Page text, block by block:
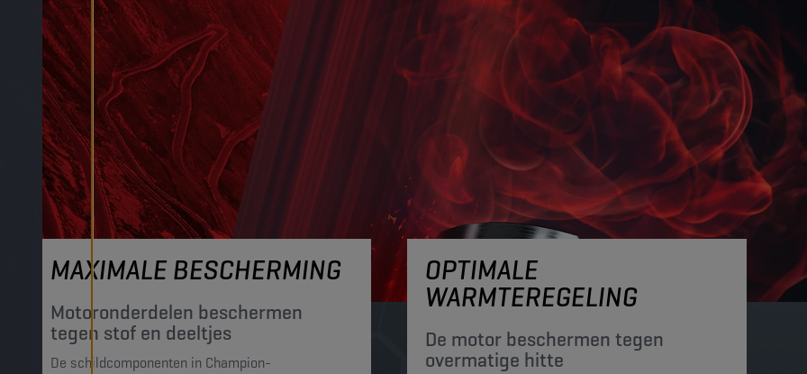
MAXIMALE BESCHERMING
Motoronderdelen beschermen
tegen stof en deeltjes​
De schildcomponenten in Champion-
OPTIMALE
WARMTEREGELING
De motor beschermen tegen
overmatige hitte​​​